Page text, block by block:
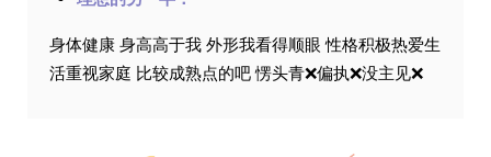
身体健康 身高高于我 外形我看得顺眼 性格积极热爱生
活重视家庭 比较成熟点的吧 愣头青❌偏执❌没主见❌